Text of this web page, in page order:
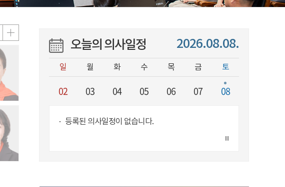
오늘의 의사일정 2026.08.08.
일 월 화 수 목 금 토
02 03 04 05 06 07 08
등록된 의사일정이 없습니다.